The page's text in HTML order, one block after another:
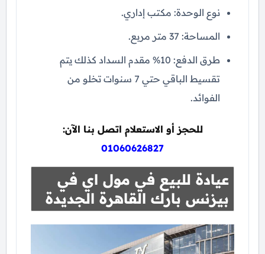
نوع الوحدة: مكتب إداري.
المساحة: 37 متر مربع.
طرق الدفع: 10% مقدم السداد كذلك يتم
تقسيط الباقي حتي 7 سنوات تخلو من
الفوائد.
للحجز أو الاستعلام اتصل بنا الآن:
01060626827
عيادة للبيع في مول اي في
بيزنس بارك القاهرة الجديدة